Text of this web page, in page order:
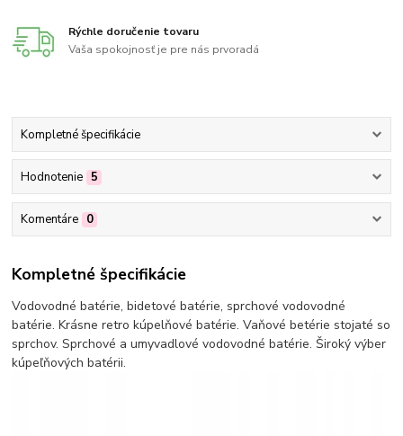
Rýchle doručenie tovaru
Vaša spokojnosť je pre nás prvoradá
Kompletné špecifikácie
Hodnotenie 5
Komentáre 0
Kompletné špecifikácie
Vodovodné batérie, bidetové batérie, sprchové vodovodné
batérie. Krásne retro kúpelňové batérie. Vaňové betérie stojaté so
sprchov. Sprchové a umyvadlové vodovodné batérie. Široký výber
kúpeľňových batérii.